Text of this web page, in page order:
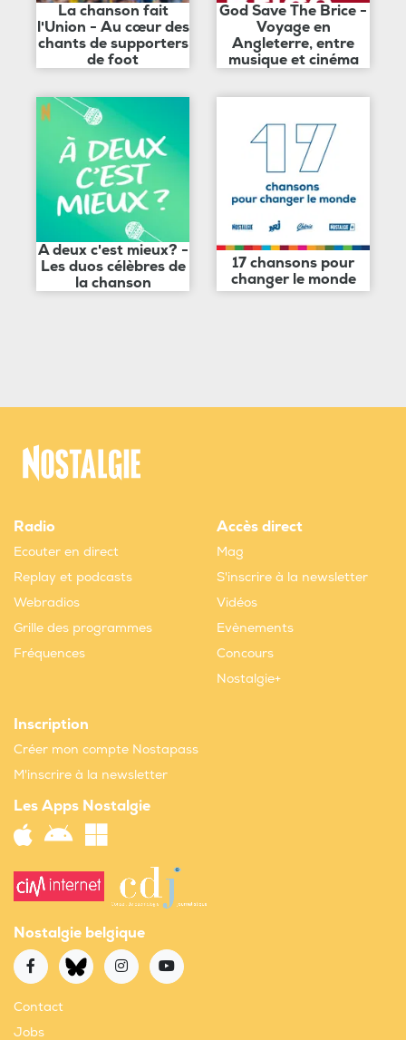
La chanson fait
l'Union - Au cœur des
chants de supporters
de foot
God Save The Brice -
Voyage en
Angleterre, entre
musique et cinéma
A deux c'est mieux? -
Les duos célèbres de
la chanson
17 chansons pour
changer le monde
Radio
Ecouter en direct
Replay et podcasts
Webradios
Grille des programmes
Fréquences
Accès direct
Mag
S'inscrire à la newsletter
Vidéos
Evènements
Concours
Nostalgie+
Inscription
Créer mon compte Nostapass
M'inscrire à la newsletter
Les Apps Nostalgie
Nostalgie belgique
Contact
Jobs